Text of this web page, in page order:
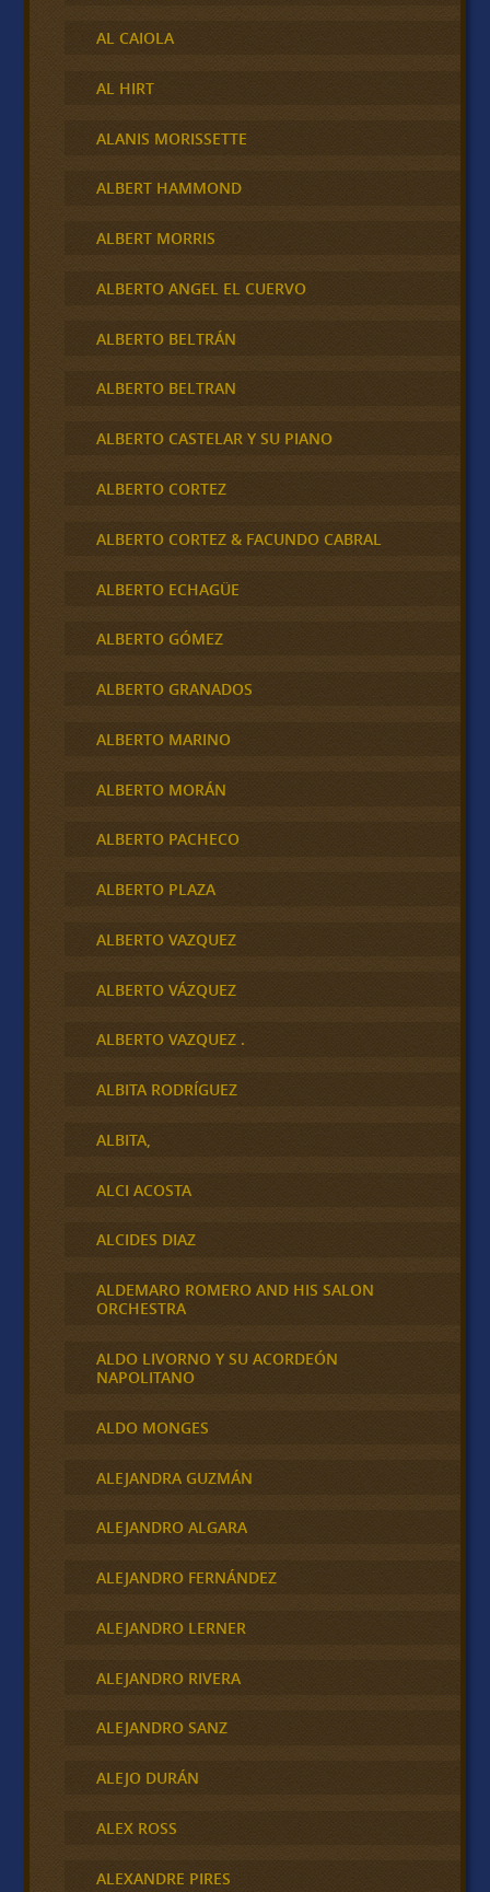
AL CAIOLA
AL HIRT
ALANIS MORISSETTE
ALBERT HAMMOND
ALBERT MORRIS
ALBERTO ANGEL EL CUERVO
ALBERTO BELTRÁN
ALBERTO BELTRAN
ALBERTO CASTELAR Y SU PIANO
ALBERTO CORTEZ
ALBERTO CORTEZ & FACUNDO CABRAL
ALBERTO ECHAGÜE
ALBERTO GÓMEZ
ALBERTO GRANADOS
ALBERTO MARINO
ALBERTO MORÁN
ALBERTO PACHECO
ALBERTO PLAZA
ALBERTO VAZQUEZ
ALBERTO VÁZQUEZ
ALBERTO VAZQUEZ .
ALBITA RODRÍGUEZ
ALBITA,
ALCI ACOSTA
ALCIDES DIAZ
ALDEMARO ROMERO AND HIS SALON
ORCHESTRA
ALDO LIVORNO Y SU ACORDEÓN
NAPOLITANO
ALDO MONGES
ALEJANDRA GUZMÁN
ALEJANDRO ALGARA
ALEJANDRO FERNÁNDEZ
ALEJANDRO LERNER
ALEJANDRO RIVERA
ALEJANDRO SANZ
ALEJO DURÁN
ALEX ROSS
ALEXANDRE PIRES